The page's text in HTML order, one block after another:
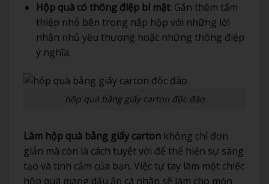
Hộp quà có thông điệp bí mật: Gắn thêm tấm
thiệp nhỏ bên trong nắp hộp với những lời
nhắn nhủ yêu thương hoặc những thông điệp
ý nghĩa.
hộp quà bằng giấy carton độc đáo
Làm hộp quà bằng giấy carton không chỉ đơn
giản mà còn là cách tuyệt vời để thể hiện sự sáng
tạo và tình cảm của bạn. Việc tự tay làm một chiếc
hộp quà mang dấu ấn cá nhân sẽ làm cho món